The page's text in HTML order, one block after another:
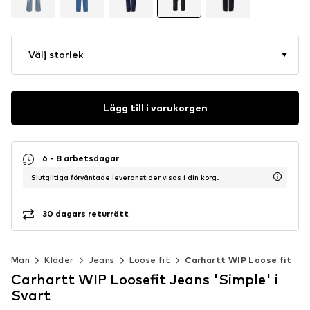
Välj storlek
Lägg till i varukorgen
6 - 8 arbetsdagar
Slutgiltiga förväntade leveranstider visas i din korg.
30 dagars returrätt
Män Kläder Jeans Loose fit Carhartt WIP Loose fit
Carhartt WIP Loosefit Jeans 'Simple' i
Svart